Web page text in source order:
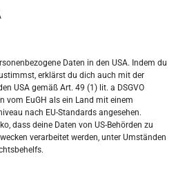
Daten in den USA. Indem du
erklärst du dich auch mit der
USA gemäß Art. 49 (1) lit. a DSGVO
vom EuGH als ein Land mit einem
nach EU-Standards angesehen.
dass deine Daten von US-Behörden zu
verarbeitet werden, unter Umständen
APRIL 2025
D F S
3 4 5
10 11 12 13